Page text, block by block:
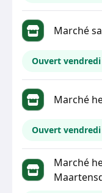
Marché
Ouvert
Marché
Ouvert
Marché